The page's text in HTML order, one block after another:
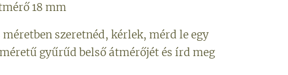
18 mm
méretben szeretnéd, kérlek, mérd le egy
gyűrűd belső átmérőjét és írd meg